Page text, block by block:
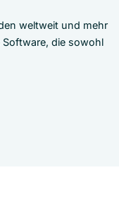
weltweit und mehr
Software, die sowohl